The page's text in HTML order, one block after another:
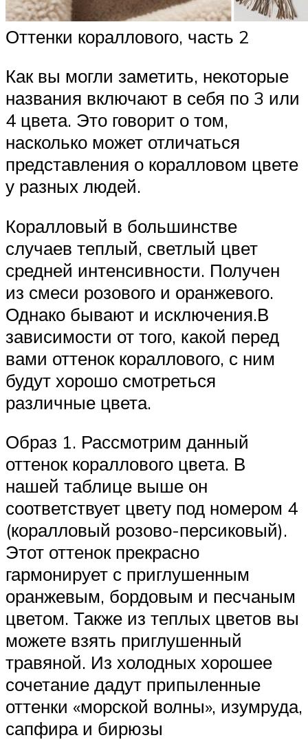
Оттенки кораллового, часть 2
Как вы могли заметить, некоторые
названия включают в себя по 3 или
4 цвета. Это говорит о том,
насколько может отличаться
представления о коралловом цвете
у разных людей.
Коралловый в большинстве
случаев теплый, светлый цвет
средней интенсивности. Получен
из смеси розового и оранжевого.
Однако бывают и исключения.В
зависимости от того, какой перед
вами оттенок кораллового, с ним
будут хорошо смотреться
различные цвета.
Образ 1. Рассмотрим данный
оттенок кораллового цвета. В
нашей таблице выше он
соответствует цвету под номером 4
(коралловый розово-персиковый).
Этот оттенок прекрасно
гармонирует с приглушенным
оранжевым, бордовым и песчаным
цветом. Также из теплых цветов вы
можете взять приглушенный
травяной. Из холодных хорошее
сочетание дадут припыленные
оттенки «морской волны», изумруда,
сапфира и бирюзы